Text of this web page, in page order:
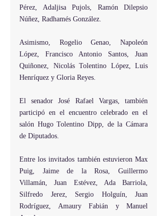
Pérez, Adaljisa Pujols, Ramón Dilepsio
Núñez, Radhamés González.
Asimismo, Rogelio Genao, Napoleón
López, Francisco Antonio Santos, Juan
Quiñonez, Nicolás Tolentino López, Luis
Henríquez y Gloria Reyes.
El senador José Rafael Vargas, también
participó en el encuentro celebrado en el
salón Hugo Tolentino Dipp, de la Cámara
de Diputados.
Entre los invitados también estuvieron Max
Puig, Jaime de la Rosa, Guillermo
Villamán, Juan Estévez, Ada Barriola,
Silfredo Jerez, Sergio Holguín, Juan
Rodríguez, Amaury Fabián y Manuel